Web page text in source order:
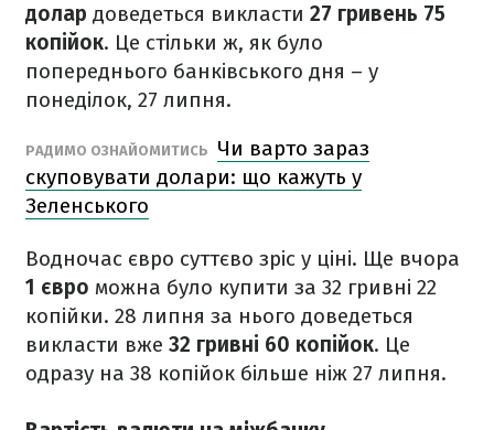
долар доведеться викласти 27 гривень 75
копійок. Це стільки ж, як було
попереднього банківського дня – у
понеділок, 27 липня.
РАДИМО ОЗНАЙОМИТИСЬ
Чи варто зараз
скуповувати долари: що кажуть у
Зеленського
Водночас євро суттєво зріс у ціні. Ще вчора
1 євро можна було купити за 32 гривні 22
копійки. 28 липня за нього доведеться
викласти вже 32 гривні 60 копійок. Це
одразу на 38 копійок більше ніж 27 липня.